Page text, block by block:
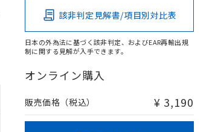
該非判定見解書/項目別対比表
日本の外為法に基づく該非判定、およびEAR再輸出規
制に関する見解が入手できます。
オンライン購入
販売価格（税込） ¥ 3,190